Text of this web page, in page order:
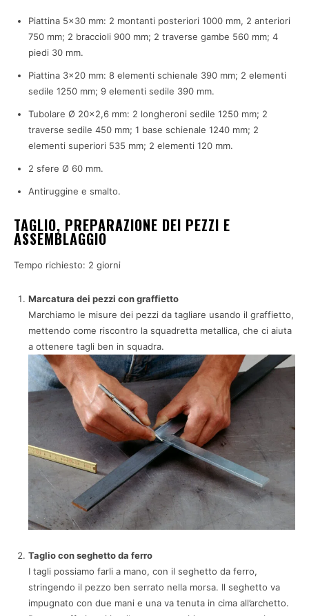
Piattina 5×30 mm: 2 montanti posteriori 1000 mm, 2 anteriori
750 mm; 2 braccioli 900 mm; 2 traverse gambe 560 mm; 4
piedi 30 mm.
Piattina 3×20 mm: 8 elementi schienale 390 mm; 2 elementi
sedile 1250 mm; 9 elementi sedile 390 mm.
Tubolare Ø 20×2,6 mm: 2 longheroni sedile 1250 mm; 2
traverse sedile 450 mm; 1 base schienale 1240 mm; 2
elementi superiori 535 mm; 2 elementi 120 mm.
2 sfere Ø 60 mm.
Antiruggine e smalto.
TAGLIO, PREPARAZIONE DEI PEZZI E
ASSEMBLAGGIO
Tempo richiesto: 2 giorni
Marcatura dei pezzi con graffietto
Marchiamo le misure dei pezzi da tagliare usando il graffietto,
mettendo come riscontro la squadretta metallica, che ci aiuta
a ottenere tagli ben in squadra.
Taglio con seghetto da ferro
I tagli possiamo farli a mano, con il seghetto da ferro,
stringendo il pezzo ben serrato nella morsa. Il seghetto va
impugnato con due mani e una va tenuta in cima all’archetto.